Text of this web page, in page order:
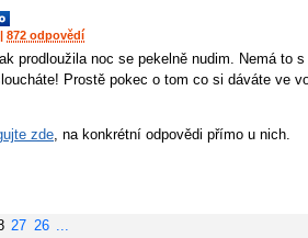
872 odpovědí
prodloužila noc se pekelně nudim. Nemá to
Prostě pokec o tom co si dáváte ve
zde , na konkrétní odpovědi přímo u nich.
27 26 ...